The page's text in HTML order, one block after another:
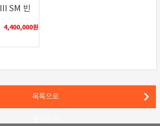
SM 빈
8 SM
4,400,000원
(Bluesound) 옴니 하이브리드 무선 스트리밍 스피
SVS 무선 스트리밍 액티브 스피커 프라임 와이어리스 프로 발표
목록으로